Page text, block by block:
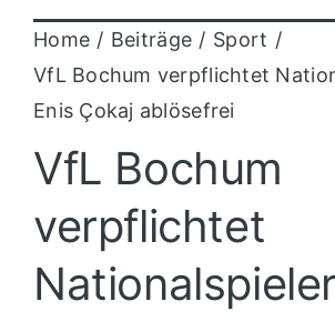
Lokal
Blaulicht
Sport
Kultur
Home Beiträge
Sport
VfL Bochum verpflichtet
Enis Çokaj ablösefrei
VfL Bochum
verpflichtet